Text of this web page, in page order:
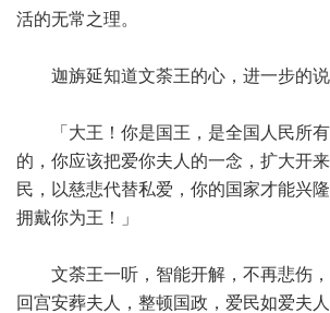
活的无常之理。
迦旃延知道文荼王的心，进一步的说
「大王！你是国王，是全国人民所有
的，你应该把爱你夫人的一念，扩大开
民，以慈悲代替私爱，你的国家才能兴
拥戴你为王！」
文荼王一听，智能开解，不再悲伤，
回宫安葬夫人，整顿国政，爱民如爱夫